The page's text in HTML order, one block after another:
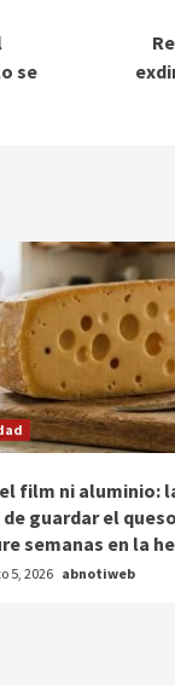
se
film ni aluminio:
guardar el
semanas en la
5, 2026 abnotiweb